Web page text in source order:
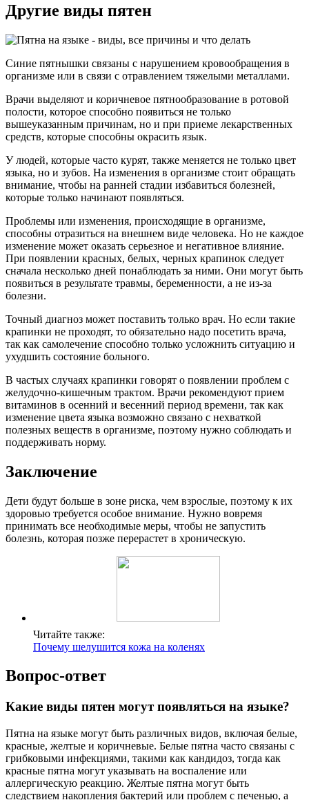
Другие виды пятен
Синие пятнышки связаны с нарушением кровообращения в
организме или в связи с отравлением тяжелыми металлами.
Врачи выделяют и коричневое пятнообразование в ротовой
полости, которое способно появиться не только
вышеуказанным причинам, но и при приеме лекарственных
средств, которые способны окрасить язык.
У людей, которые часто курят, также меняется не только цвет
языка, но и зубов. На изменения в организме стоит обращать
внимание, чтобы на ранней стадии избавиться болезней,
которые только начинают появляться.
Проблемы или изменения, происходящие в организме,
способны отразиться на внешнем виде человека. Но не каждое
изменение может оказать серьезное и негативное влияние.
При появлении красных, белых, черных крапинок следует
сначала несколько дней понаблюдать за ними. Они могут быть
появиться в результате травмы, беременности, а не из-за
болезни.
Точный диагноз может поставить только врач. Но если такие
крапинки не проходят, то обязательно надо посетить врача,
так как самолечение способно только усложнить ситуацию и
ухудшить состояние больного.
В частых случаях крапинки говорят о появлении проблем с
желудочно-кишечным трактом. Врачи рекомендуют прием
витаминов в осенний и весенний период времени, так как
изменение цвета языка возможно связано с нехваткой
полезных веществ в организме, поэтому нужно соблюдать и
поддерживать норму.
Заключение
Дети будут больше в зоне риска, чем взрослые, поэтому к их
здоровью требуется особое внимание. Нужно вовремя
принимать все необходимые меры, чтобы не запустить
болезнь, которая позже перерастет в хроническую.
Читайте также:
Почему шелушится кожа на коленях
Вопрос-ответ
Какие виды пятен могут появляться на языке?
Пятна на языке могут быть различных видов, включая белые,
красные, желтые и коричневые. Белые пятна часто связаны с
грибковыми инфекциями, такими как кандидоз, тогда как
красные пятна могут указывать на воспаление или
аллергическую реакцию. Желтые пятна могут быть
следствием накопления бактерий или проблем с печенью, а